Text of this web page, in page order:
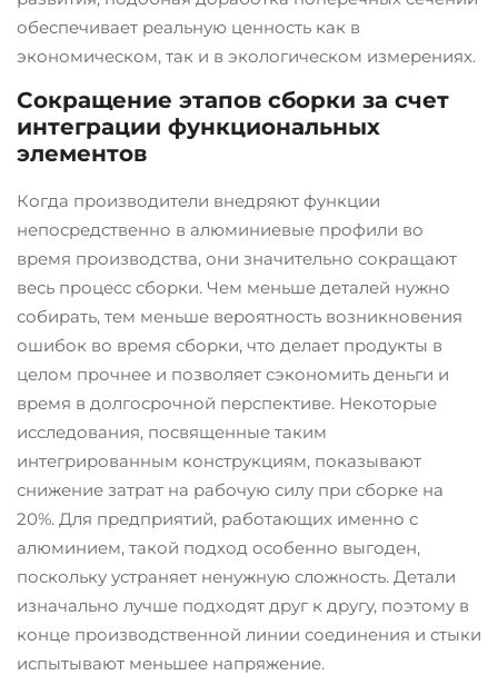
обеспечивает реальную ценность как в
экономическом, так и в экологическом измерениях.
Сокращение этапов сборки за счет
интеграции функциональных
элементов
Когда производители внедряют функции
непосредственно в алюминиевые профили во
время производства, они значительно сокращают
весь процесс сборки. Чем меньше деталей нужно
собирать, тем меньше вероятность возникновения
ошибок во время сборки, что делает продукты в
целом прочнее и позволяет сэкономить деньги и
время в долгосрочной перспективе. Некоторые
исследования, посвященные таким
интегрированным конструкциям, показывают
снижение затрат на рабочую силу при сборке на
20%. Для предприятий, работающих именно с
алюминием, такой подход особенно выгоден,
поскольку устраняет ненужную сложность. Детали
изначально лучше подходят друг к другу, поэтому в
конце производственной линии соединения и стыки
испытывают меньшее напряжение.